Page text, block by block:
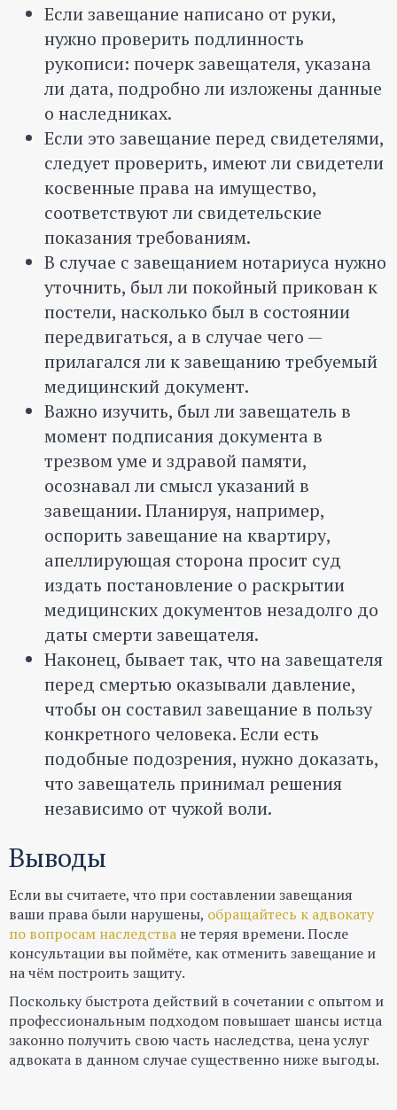
Если завещание написано от руки,
нужно проверить подлинность
рукописи: почерк завещателя, указана
ли дата, подробно ли изложены данные
о наследниках.
Если это завещание перед свидетелями,
следует проверить, имеют ли свидетели
косвенные права на имущество,
соответствуют ли свидетельские
показания требованиям.
В случае с завещанием нотариуса нужно
уточнить, был ли покойный прикован к
постели, насколько был в состоянии
передвигаться, а в случае чего —
прилагался ли к завещанию требуемый
медицинский документ.
Важно изучить, был ли завещатель в
момент подписания документа в
трезвом уме и здравой памяти,
осознавал ли смысл указаний в
завещании. Планируя, например,
оспорить завещание на квартиру,
апеллирующая сторона просит суд
издать постановление о раскрытии
медицинских документов незадолго до
даты смерти завещателя.
Наконец, бывает так, что на завещателя
перед смертью оказывали давление,
чтобы он составил завещание в пользу
конкретного человека. Если есть
подобные подозрения, нужно доказать,
что завещатель принимал решения
независимо от чужой воли.
Выводы
Если вы считаете, что при составлении завещания
ваши права были нарушены, обращайтесь к адвокату
по вопросам наследства не теряя времени. После
консультации вы поймёте, как отменить завещание и
на чём построить защиту.
Поскольку быстрота действий в сочетании с опытом и
профессиональным подходом повышает шансы истца
законно получить свою часть наследства, цена услуг
адвоката в данном случае существенно ниже выгоды.